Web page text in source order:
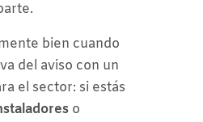
bien cuando
del aviso con un
el sector: si estás
o